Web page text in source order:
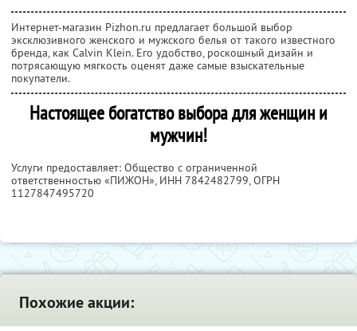
Интернет-магазин Pizhon.ru предлагает большой выбор
эксклюзивного женского и мужского белья от такого известного
бренда, как Calvin Klein. Его удобство, роскошный дизайн и
потрясающую мягкость оценят даже самые взыскательные
покупатели.
Настоящее богатство выбора для женщин и
мужчин!
Услуги предоставляет: Общество с ограниченной
ответственностью «ПИЖОН», ИНН 7842482799, ОГРН
1127847495720
Похожие акции: